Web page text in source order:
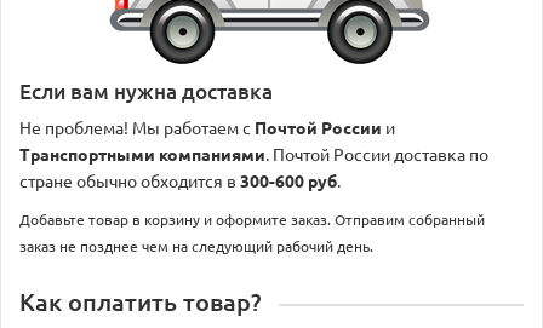
Если вам нужна доставка
Не проблема! Мы работаем с Почтой России и
Транспортными компаниями. Почтой России доставка по
стране обычно обходится в 300-600 руб.
Добавьте товар в корзину и оформите заказ. Отправим собранный
заказ не позднее чем на следующий рабочий день.
Как оплатить товар?